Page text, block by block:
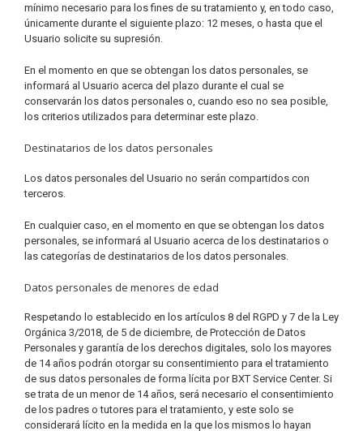
mínimo necesario para los fines de su tratamiento y, en todo caso,
únicamente durante el siguiente plazo: 12 meses, o hasta que el
Usuario solicite su supresión.
En el momento en que se obtengan los datos personales, se
informará al Usuario acerca del plazo durante el cual se
conservarán los datos personales o, cuando eso no sea posible,
los criterios utilizados para determinar este plazo.
Destinatarios de los datos personales
Los datos personales del Usuario no serán compartidos con
terceros.
En cualquier caso, en el momento en que se obtengan los datos
personales, se informará al Usuario acerca de los destinatarios o
las categorías de destinatarios de los datos personales.
Datos personales de menores de edad
Respetando lo establecido en los artículos 8 del RGPD y 7 de la Ley
Orgánica 3/2018, de 5 de diciembre, de Protección de Datos
Personales y garantía de los derechos digitales, solo los mayores
de 14 años podrán otorgar su consentimiento para el tratamiento
de sus datos personales de forma lícita por BXT Service Center. Si
se trata de un menor de 14 años, será necesario el consentimiento
de los padres o tutores para el tratamiento, y este solo se
considerará lícito en la medida en la que los mismos lo hayan